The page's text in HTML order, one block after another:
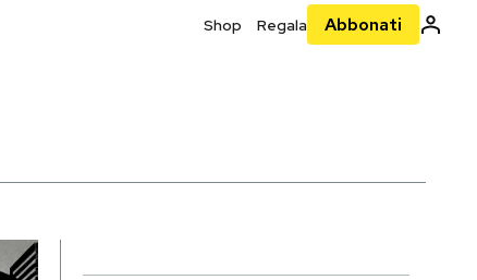
Shop Regala Abbonati